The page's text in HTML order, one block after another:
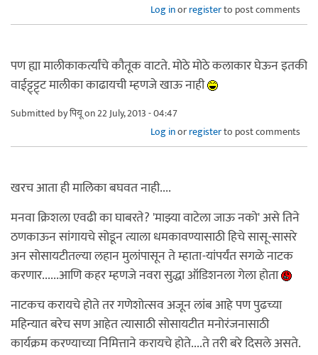
Log inorregisterto post comments
पण ह्या मालीकाकर्त्यांचे कौतूक वाटते. मोठे मोठे कलाकार घेऊन इतकी
वाईट्ट्ट्ट्ट मालीका काढायची म्हणजे खाऊ नाही
Submitted byपियूon 22 July, 2013 - 04:47
Log inorregisterto post comments
खरच आता ही मालिका बघवत नाही....
मनवा क्रिशला एवढी का घाबरते? 'माझ्या वाटेला जाऊ नको' असे तिने
ठणकाऊन सांगायचे सोडून त्याला धमकावण्यासाठी हिचे सासू-सासरे
अन सोसायटीतल्या लहान मुलांपासून ते म्हाता-यांपर्यंत सगळे नाटक
करणार......आणि कहर म्हणजे नवरा सुद्धा ऑडिशनला गेला होता
नाटकच करायचे होते तर गणेशोत्सव अजून लांब आहे पण पुढच्या
महिन्यात बरेच सण आहेत त्यासाठी सोसायटीत मनोरंजनासाठी
कार्यक्रम करण्याच्या निमित्ताने करायचे होते....ते तरी बरे दिसले असते.